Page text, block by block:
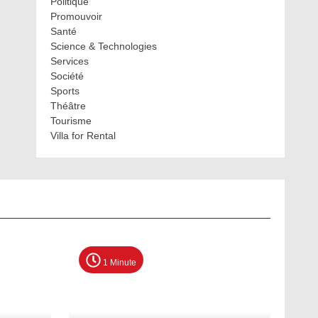
Promouvoir
Santé
Science & Technologies
Services
Société
Sports
Théâtre
Tourisme
Villa for Rental
1 Minute